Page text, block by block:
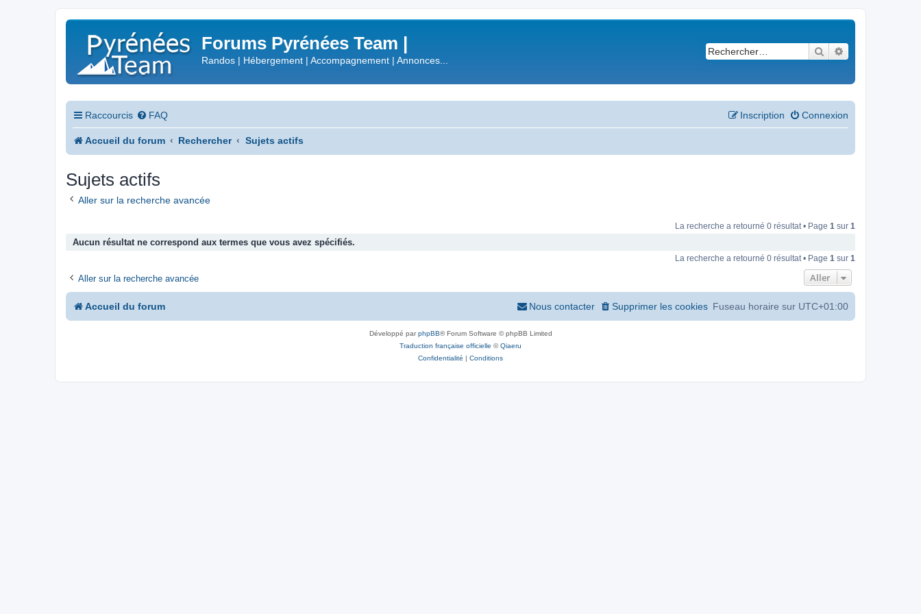
Forums Pyrénées Team |
Randos | Hébergement | Accompagnement | Annonces...
Rechercher
Raccourcis FAQ Connexion
Inscription
Accueil du forum Rechercher Sujets actifs
Sujets actifs
Aller sur la recherche avancée
La recherche a retourné 0 résultat • Page 1 sur 1
Aucun résultat ne correspond aux termes que vous avez spécifiés.
La recherche a retourné 0 résultat • Page 1 sur 1
Aller sur la recherche avancée Aller
Accueil du forum Fuseau horaire sur UTC+01:00
Supprimer les cookies
Nous contacter
Développé parphpBB® Forum Software © phpBB Limited
Traduction française officielle ©Qiaeru
Confidentialité | Conditions